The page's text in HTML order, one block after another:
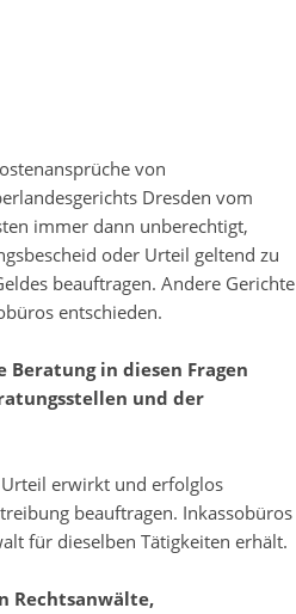
von
Dresden vom
immer dann unberechtigt,
oder Urteil geltend zu
beauftragen. Andere Gerichte
entschieden.
in diesen Fragen
und der
erwirkt und erfolglos
beauftragen. Inkassobüros
für dieselben Tätigkeiten erhält.
Rechtsanwälte,